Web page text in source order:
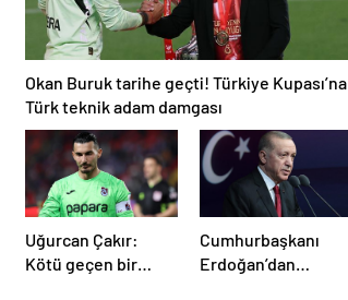
Okan Buruk tarihe geçti! Türkiye Kupası’na
Türk teknik adam damgası
Uğurcan Çakır:
Kötü geçen bir
Cumhurbaşkanı
Erdoğan’dan